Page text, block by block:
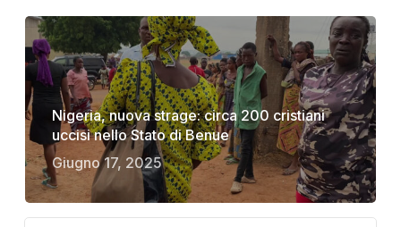
Nigeria, nuova strage: circa 200 cristiani
uccisi nello Stato di Benue
Giugno 17, 2025